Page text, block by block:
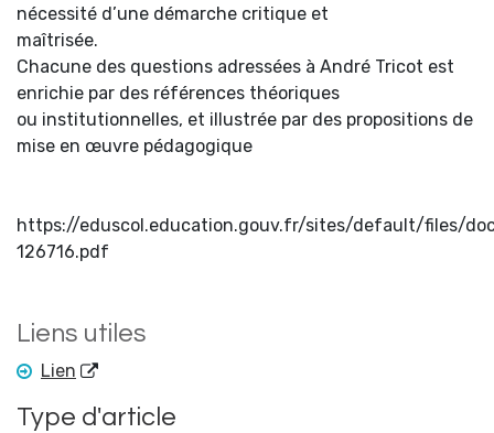
nécessité d’une démarche critique et
maîtrisée.
Chacune des questions adressées à André Tricot est
enrichie par des références théoriques
ou institutionnelles, et illustrée par des propositions de
mise en œuvre pédagogique
https://eduscol.education.gouv.fr/sites/default/files/
126716.pdf
Liens utiles
Lien
Type d'article